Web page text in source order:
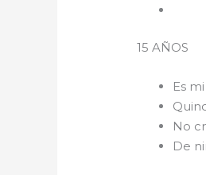
15 AÑOS
Es
No
De